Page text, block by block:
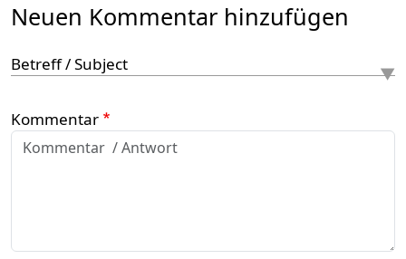
Neuen Kommentar hinzufügen
Betreff / Subject
Kommentar